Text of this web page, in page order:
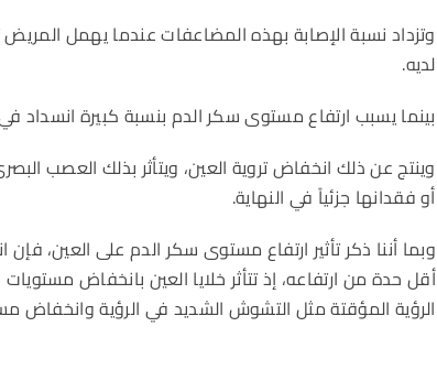
وتزداد نسبة الإصابة بهذه المضاعفات عندما يهمل
لديه.
بينما يسبب ارتفاع مستوى سكر الدم بنسبة كبيرة انسداد
وينتج عن ذلك انخفاض تروية العين، ويتأثر بذلك العصب
أو فقدانها جزئياً في النهاية.
وبما أننا ذكر تأثير ارتفاع مستوى سكر الدم على العين،
الرؤية المؤقتة مثل التشوش الشديد في الرؤية وانخفاض